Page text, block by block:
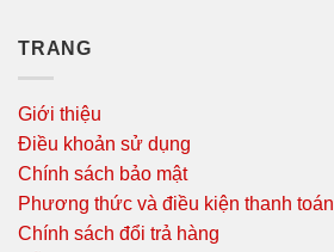
TRANG
Giới thiệu
Điều khoản sử dụng
Chính sách bảo mật
Phương thức và điều kiện thanh toán
Chính sách đổi trả hàng